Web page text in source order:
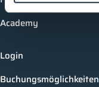
Academy
Login
Buchungsmöglichkeiten